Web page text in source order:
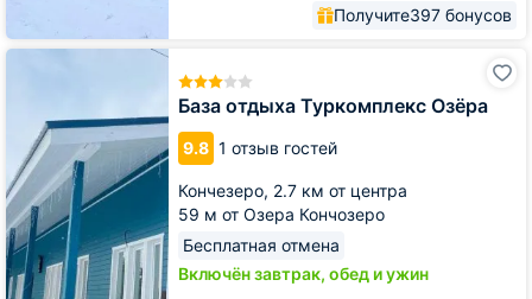
Получите397 бонусов
База отдыха Туркомплекс Озёра
9.8 1 отзыв гостей
Кончезеро, 2.7 км от центра
59 м от Озера Кончозеро
Бесплатная отмена
Включён завтрак, обед и ужин
База
Озёра